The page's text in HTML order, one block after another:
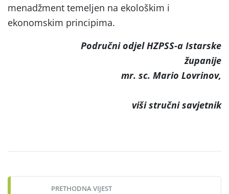
menadžment temeljen na ekološkim i
ekonomskim principima.
Područni odjel HZPSS-a Istarske
županije
mr. sc. Mario Lovrinov,
viši stručni savjetnik
navigation
PRETHODNA VIJEST